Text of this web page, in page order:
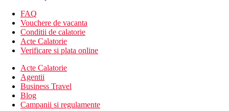
set pentru prepararea cafelei
masa de calcat si fier de calcat
minibar (reumplut zilnic)
seif (gratuit)
balcon sau terasa
Descrierea hotelului
12 restaurante (2 bufet, restul a la carte)
FAQ
Vouchere de vacanta
Conditii de calatorie
Acte Calatorie
Verificare si plata online
Acte Calatorie
Agentii
Business Travel
Blog
Campanii si regulamente